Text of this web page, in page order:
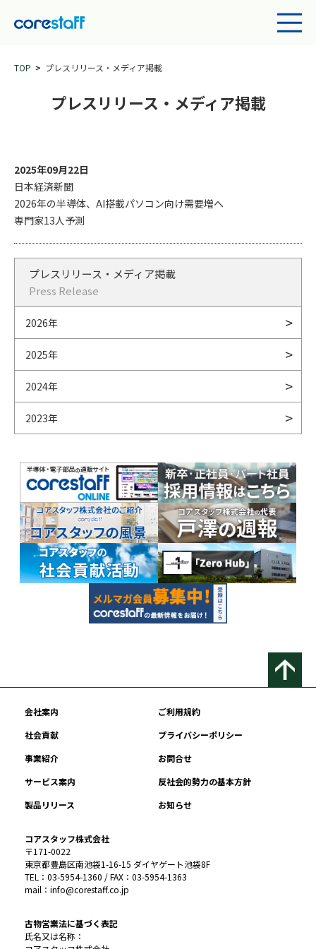
TOP プレスリリース・メディア掲載
プレスリリース・メディア掲載
2025年09月22日
日本経済新聞
2026年の半導体、AI搭載パソコン向け需要増へ
専門家13人予測
プレスリリース・メディア掲載
Press Release
2026年
2025年
2024年
2023年
会社案内
ご利用規約
社会貢献
プライバシーポリシー
事業紹介
お問合せ
サービス案内
反社会的勢力の基本方針
製品リリース
お知らせ
コアスタッフ株式会社
〒171-0022
東京都豊島区南池袋1-16-15 ダイヤゲート池袋8F
TEL：03-5954-1360 / FAX：03-5954-1363
mail：info@corestaff.co.jp
古物営業法に基づく表記
氏名又は名称：